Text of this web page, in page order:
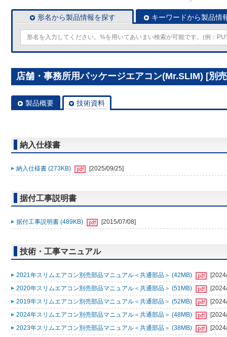
形名から製品情報を探す キーワードから製品情
店舗・事務所用パッケージエアコン(Mr.SLIM) [別
製品概要 技術資料
納入仕様書
納入仕様書 (273KB) [2025/09/25]
据付工事説明書
据付工事説明書 (489KB) [2015/07/08]
技術・工事マニュアル
2021年スリムエアコン別売部品マニュアル＜共通部品＞ (42MB)
2020年スリムエアコン別売部品マニュアル＜共通部品＞ (51MB)
2019年スリムエアコン別売部品マニュアル＜共通部品＞ (52MB)
2024年スリムエアコン別売部品マニュアル＜共通部品＞ (48MB)
2023年スリムエアコン別売部品マニュアル＜共通部品＞ (38MB)